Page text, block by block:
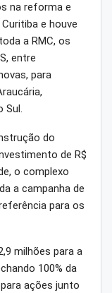
na reforma e
e houve
a RMC, os
entre
para
Sul.
do
de R$
o complexo
a campanha de
para os
milhões para a
100% da
ações junto